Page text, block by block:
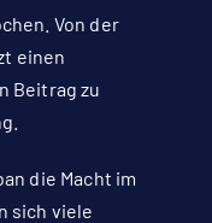
Von der
einen
Beitrag zu
die Macht im
sich viele